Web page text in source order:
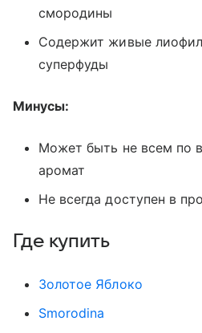
смородины
Содержит живые
суперфуды
Минусы:
Может быть не всем по
аромат
Не всегда доступен в
Где купить
Золотое Яблоко
Smorodina